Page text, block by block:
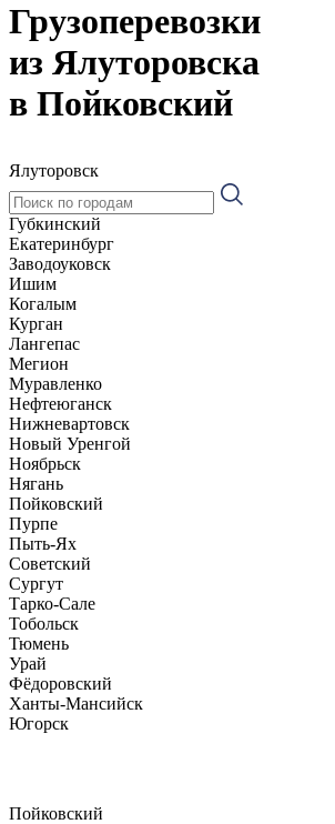
Грузоперевозки
из Ялуторовска
в Пойковский
Ялуторовск
Губкинский
Екатеринбург
Заводоуковск
Ишим
Когалым
Курган
Лангепас
Мегион
Муравленко
Нефтеюганск
Нижневартовск
Новый Уренгой
Ноябрьск
Нягань
Пойковский
Пурпе
Пыть-Ях
Советский
Сургут
Тарко-Сале
Тобольск
Тюмень
Урай
Фёдоровский
Ханты-Мансийск
Югорск
Пойковский